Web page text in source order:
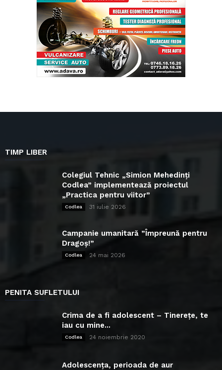
TIMP LIBER
Colegiul Tehnic „Simion Mehedinți
Codlea” implementează proiectul
„Practica pentru viitor”
Codlea 31 iulie 2026
Campanie umanitară ”Împreună pentru
Dragoș!”
Codlea 24 mai 2026
PENITA SUFLETULUI
Crima de a fi adolescent – Tinerețe, te
iau cu mine...
Codlea 24 noiembrie 2020
Adolescența, perioada de aur